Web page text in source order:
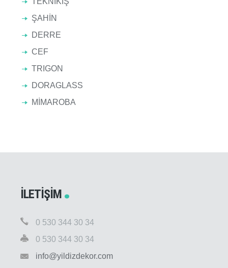
ŞAHİN
DERRE
CEF
TRIGON
DORAGLASS
MİMAROBA
İLETIŞIM
0 530 344 30 34
0 530 344 30 34
info@yildizdekor.com